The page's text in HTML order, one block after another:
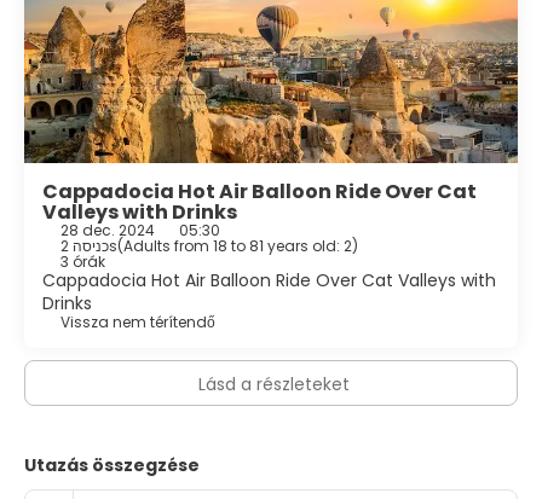
Cappadocia Hot Air Balloon Ride Over Cat
Valleys with Drinks
28 dec. 2024 05:30
2 כניסהs(Adults from 18 to 81 years old: 2)
3 órák
Cappadocia Hot Air Balloon Ride Over Cat Valleys with
Drinks
Vissza nem térítendő
Lásd a részleteket
Utazás összegzése